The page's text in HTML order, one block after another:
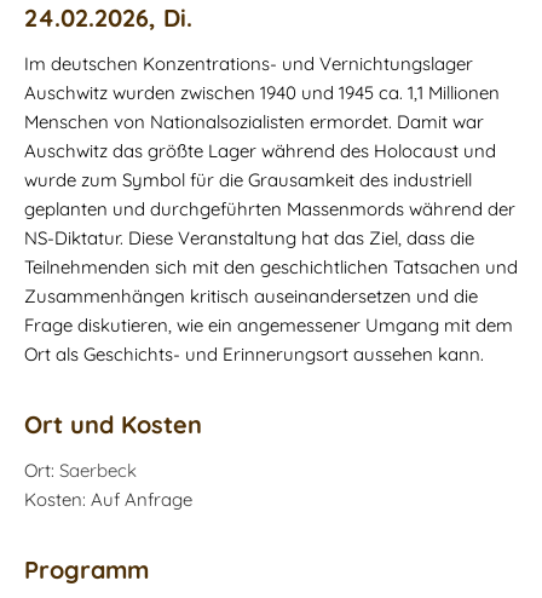
24.02.2026, Di.
Im deutschen Konzentrations- und Vernichtungslager
Auschwitz wurden zwischen 1940 und 1945 ca. 1,1 Millionen
Menschen von Nationalsozialisten ermordet. Damit war
Auschwitz das größte Lager während des Holocaust und
wurde zum Symbol für die Grausamkeit des industriell
geplanten und durchgeführten Massenmords während der
NS-Diktatur. Diese Veranstaltung hat das Ziel, dass die
Teilnehmenden sich mit den geschichtlichen Tatsachen und
Zusammenhängen kritisch auseinandersetzen und die
Frage diskutieren, wie ein angemessener Umgang mit dem
Ort als Geschichts- und Erinnerungsort aussehen kann.
Ort und Kosten
Ort: Saerbeck
Kosten: Auf Anfrage
Programm